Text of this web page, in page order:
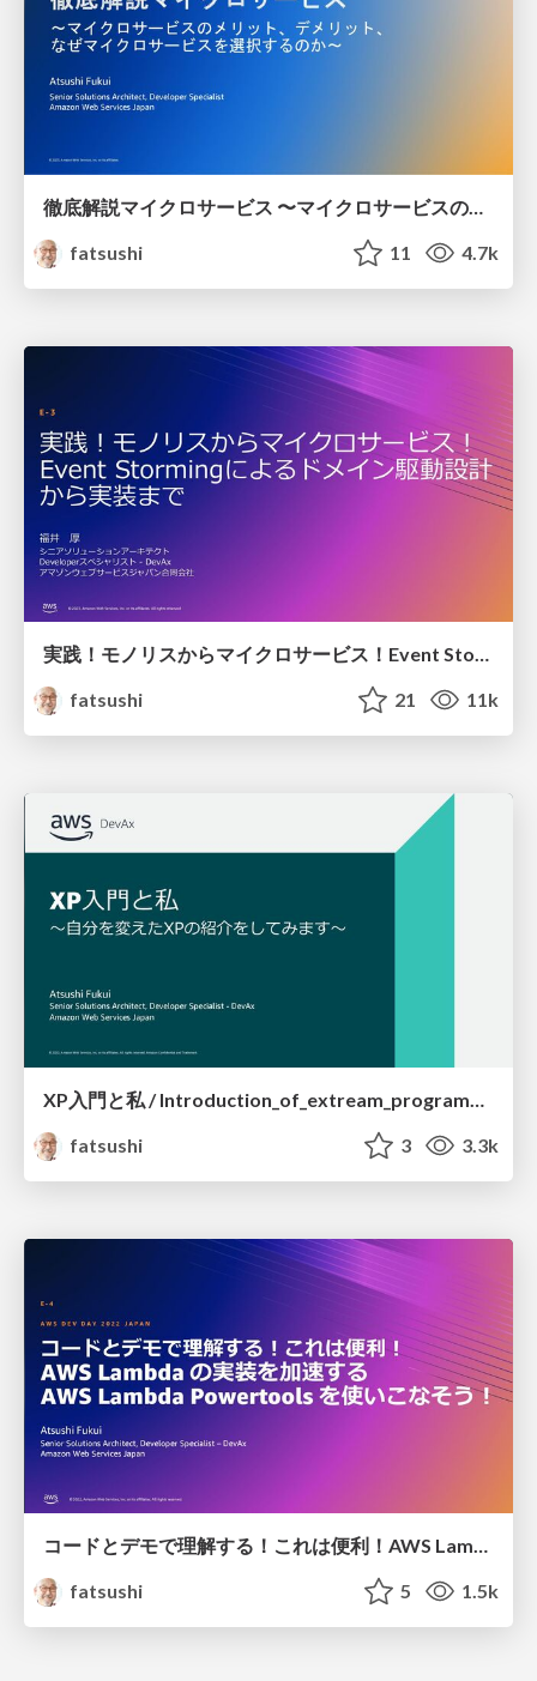
徹底解説マイクロサービス 〜マイクロサービスのメリット、デメリット、なぜマイクロサービスを選択するのか〜 /why do you choose microservices architecture
fatsushi
11 4.7k
fatsushi
21 11k
XP入門と私 / Introduction_of_extream_programming_and_I
fatsushi
3 3.3k
コードとデモで理解する！これは便利！ AWS Lambda の実装を加速する AWS Lambda Powertools を使いこなそう！ / Introducing AWS Lambda Powertools for Python on DevDay
fatsushi
5 1.5k